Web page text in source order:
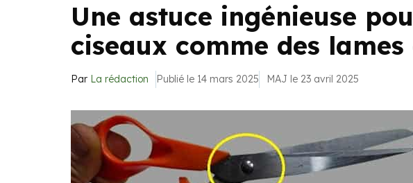
Une astuce ingénieuse
ciseaux comme des
Par La rédaction Publié le 14 mars 2025 MAJ le 23 avril 2025